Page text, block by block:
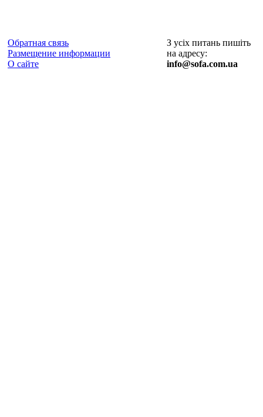
Обратная связь
Размещение информации
О сайте
З усіх питань пишіть
на адресу:
info@sofa.com.ua